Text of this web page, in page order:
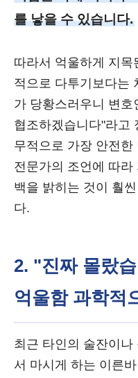
를 낳을 수 있습니다.
따라서 억울하게 지
적으로 다투기보다는
가 당황스러우니 변호
협조하겠습니다"라고
무적으로 가장 안전
전문가의 조언에 따라
백을 밝히는 것이 훨
다.
2. "진짜 몰랐
억울함 과학적
최근 타인의 술잔이
서 마시게 하는 이른